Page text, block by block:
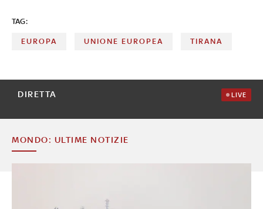
TAG:
EUROPA UNIONE EUROPEA TIRANA
DIRETTA LIVE
MONDO: ULTIME NOTIZIE